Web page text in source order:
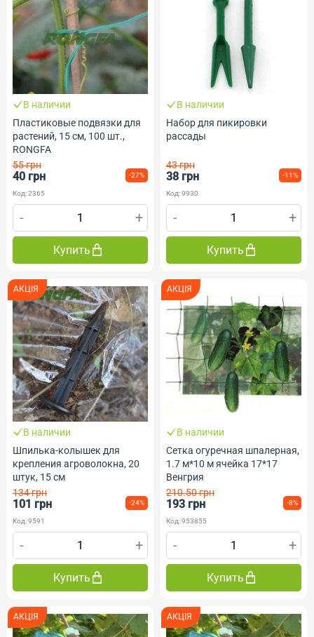
В наличии
Пластиковые подвязки для
растений, 15 см, 100 шт.,
RONGFA
55 грн
40 грн -27%
Код: 2365
- +
Купить
В наличии
Набор для пикировки
рассады
43 грн
38 грн -11%
Код: 9930
- +
Купить
АКЦІЯ
В наличии
Шпилька-колышек для
крепления агроволокна, 20
штук, 15 см
134 грн
101 грн -24%
Код: 9591
- +
Купить
АКЦІЯ
В наличии
Сетка огуречная шпалерная,
1.7 м*10 м ячейка 17*17
Венгрия
210.50 грн
193 грн -8%
Код: 953855
- +
Купить
АКЦІЯ АКЦІЯ